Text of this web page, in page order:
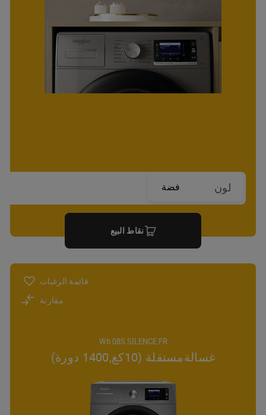
لون فضة
نقاط البيع
قائمة الرغبات
مقارنة
W6 08S SILENCE FR
غسالةمستقلة (10كغ,1400 دورة)